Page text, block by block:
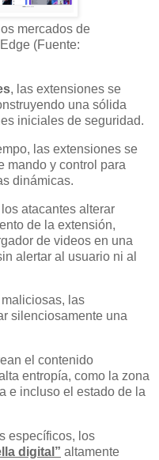
mercados de
(Fuente:
, las extensiones se
una sólida
iniciales de seguridad.
las extensiones se
mando y control para
dinámicas.
atacantes alterar
de la extensión,
de videos en una
alertar al usuario ni al
las
silenciosamente una
el contenido
entropía, como la zona
e incluso el estado de la
específicos, los
digital” altamente